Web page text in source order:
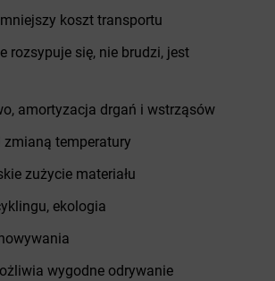
koszt transportu
rozsypuje się, nie brudzi, jest
amortyzacja drgań i wstrząsów
zmianą temperatury
zużycie materiału
ekologia
wygodne odrywanie